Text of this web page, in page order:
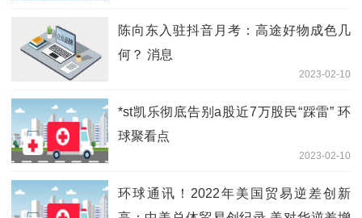
陈向东入驻抖音月考：高途好物成色几
何？ 消息
2023-02-10
*st凯乐彻底告别a股近7万股民“踩雷” 环
球聚看点
2023-02-10
环球通讯！2022年美国贸易逆差创新